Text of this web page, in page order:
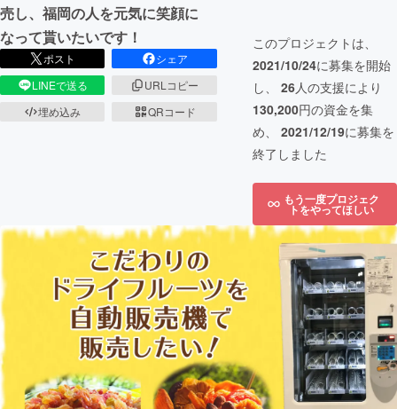
売し、福岡の人を元気に笑顔に
なって貰いたいです！
ポスト
シェア
LINEで送る
URLコピー
埋め込み
QRコード
このプロジェクトは、
2021/10/24に募集を開始
し、 26人の支援により
130,200円の資金を集
め、 2021/12/19に募集を
終了しました
もう一度プロジェク
トをやってほしい